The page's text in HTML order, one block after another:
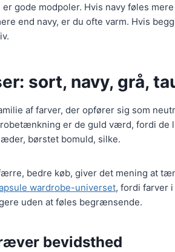
gode modpoler. Hvis navy føles
end navy, er du ofte varm. Hvis
sort, navy, grå,
af farver, der opfører sig som
er de guld værd, fordi de
børstet bomuld, silke.
bedre køb, giver det mening at
wardrobe-universet, fordi farver
uden at føles begrænsende.
bevidsthed